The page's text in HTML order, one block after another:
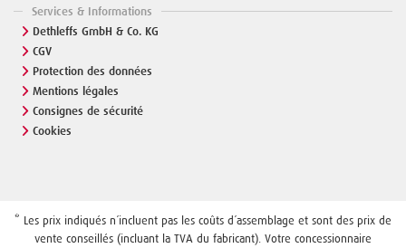
Services & Informations
Dethleffs GmbH & Co. KG
CGV
Protection des données
Mentions légales
Consignes de sécurité
Cookies
* Les prix indiqués n´incluent pas les coûts d´assemblage et sont des prix de
vente conseillés (incluant la TVA du fabricant). Votre concessionnaire